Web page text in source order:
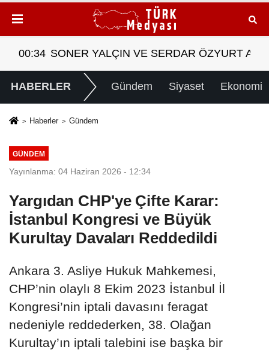
ARASINDA YEMEK MASASI MI PR ANLAŞMASI
08:28 Tasarruf finansman şirketlerine sınırlama
HABERLER Gündem Siyaset Ekonomi
Haberler Gündem
GÜNDEM
Yayınlanma: 04 Haziran 2026 - 12:34
Yargıdan CHP'ye Çifte Karar:
İstanbul Kongresi ve Büyük
Kurultay Davaları Reddedildi
Ankara 3. Asliye Hukuk Mahkemesi,
CHP’nin olaylı 8 Ekim 2023 İstanbul İl
Kongresi’nin iptali davasını feragat
nedeniyle reddederken, 38. Olağan
Kurultay’ın iptali talebini ise başka bir